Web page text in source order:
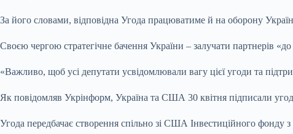
За його словами, відповідна Угода працюватиме й на оборону
Своєю чергою стратегічне бачення України – залучати партнерів
«Важливо, щоб усі депутати усвідомлювали вагу цієї угоди та
Як повідомляв Укрінформ, Україна та США 30 квітня підписали
Угода передбачає створення спільно зі США Інвестиційного фонду з